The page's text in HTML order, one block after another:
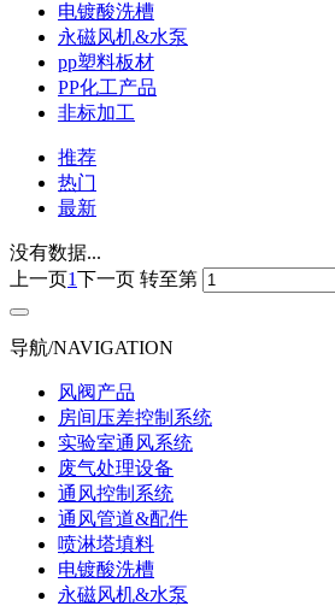
电镀酸洗槽
永磁风机&水泵
pp塑料板材
PP化工产品
非标加工
推荐
热门
最新
没有数据...
上一页1下一页 转至第
导航/NAVIGATION
风阀产品
房间压差控制系统
实验室通风系统
废气处理设备
通风控制系统
通风管道&配件
喷淋塔填料
电镀酸洗槽
永磁风机&水泵